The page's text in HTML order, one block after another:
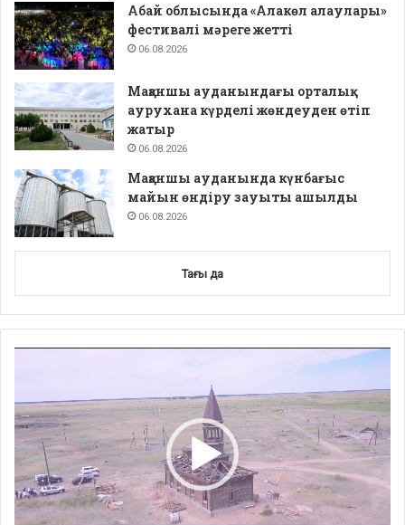
Абай облысында «Алакөл алаулары»
фестивалі мәреге жетті
06.08.2026
Мақаншы ауданындағы орталық
аурухана күрделі жөндеуден өтіп
жатыр
06.08.2026
Мақаншы ауданында күнбағыс
майын өндіру зауыты ашылды
06.08.2026
Тағы да